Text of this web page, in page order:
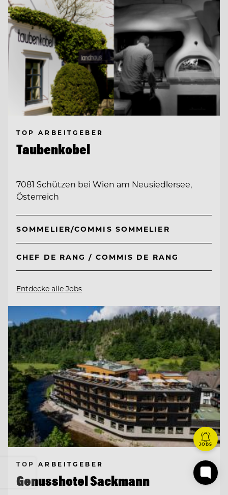
TOP ARBEITGEBER
Taubenkobel
7081 Schützen bei Wien am Neusiedlersee,
Österreich
SOMMELIER/COMMIS SOMMELIER
CHEF DE RANG / COMMIS DE RANG
Entdecke alle Jobs
TOP ARBEITGEBER
Genusshotel Sackmann
JOBS